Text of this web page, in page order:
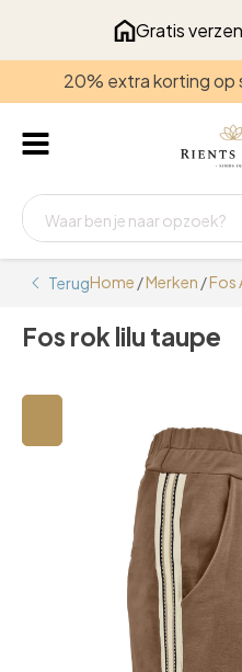
Gratis
20% extra korting
TerugHome /Merken /Fos
Fos rok lilu taupe